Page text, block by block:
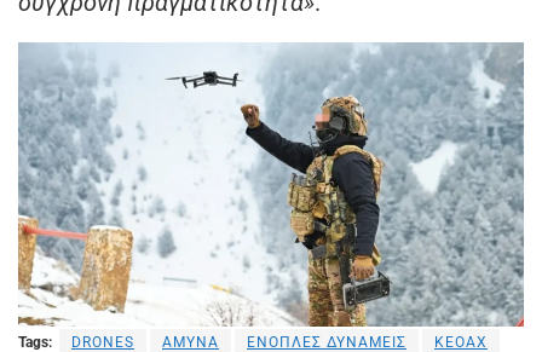
Tags: DRONES ΑΜΥΝΑ ΕΝΟΠΛΕΣ ΔΥΝΑΜΕΙΣ ΚΕΟΑΧ